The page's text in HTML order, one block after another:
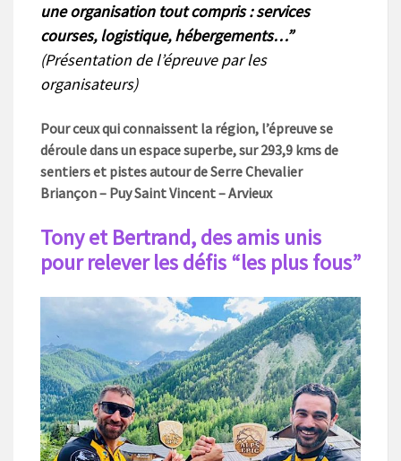
une organisation tout compris : services
courses, logistique, hébergements…”
(Présentation de l’épreuve par les
organisateurs)
Pour ceux qui connaissent la région, l’épreuve se
déroule dans un espace superbe, sur 293,9 kms de
sentiers et pistes autour de Serre Chevalier
Briançon – Puy Saint Vincent – Arvieux
Tony et Bertrand, des amis unis
pour relever les défis “les plus fous”